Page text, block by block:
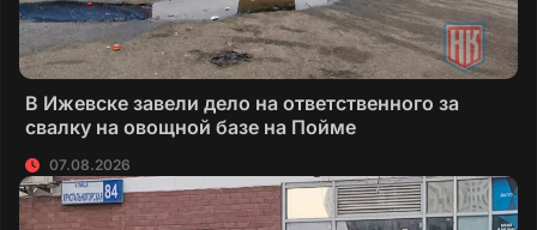
В Ижевске завели дело на ответственного за
свалку на овощной базе на Пойме
07.08.2026